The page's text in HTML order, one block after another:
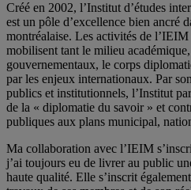
Créé en 2002, l’Institut d’études
est un pôle d’excellence bien ancré
montréalaise. Les activités de l’IEIM
mobilisent tant le milieu
gouvernementaux, le corps
par les enjeux internationaux. Par
publics et institutionnels, l’Institut
de la « diplomatie du savoir » et
publiques aux plans municipal,
Ma collaboration avec l’IEIM
j’ai toujours eu de livrer au public
haute qualité. Elle s’inscrit